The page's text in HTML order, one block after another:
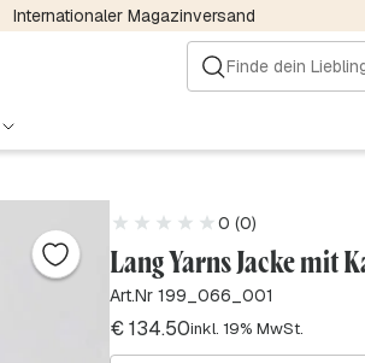
Internationaler Magazinversand
0 (0)
Lang Yarns Jacke mit
Art.Nr 199_066_001
€134.50inkl. 19% MwSt.